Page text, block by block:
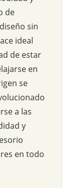
de
sin
ideal
de estar
en
se
a las
y
en todo